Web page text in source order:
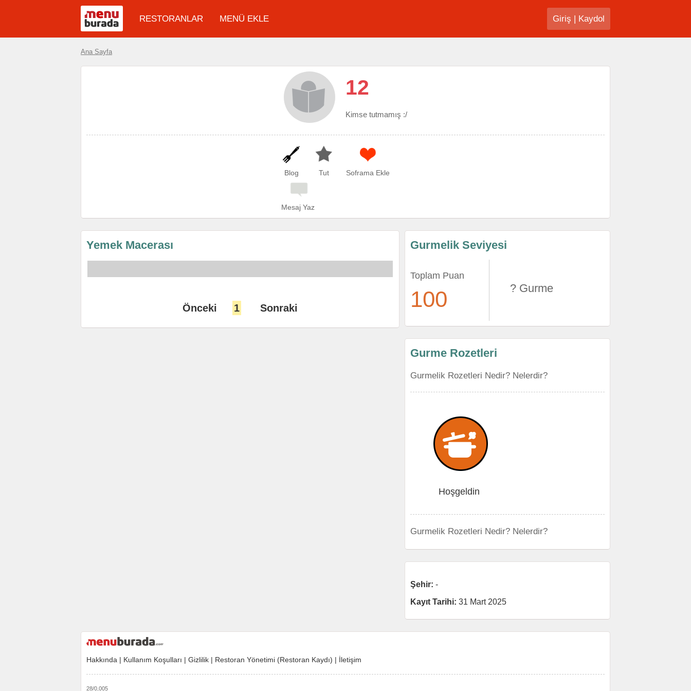
Giriş | Kaydol
RESTORANLAR MENÜ EKLE
Ana Sayfa
12
Kimse tutmamış :/
Blog Tut Soframa Ekle
Mesaj Yaz
Yemek Macerası
Önceki 1 Sonraki
Gurmelik Seviyesi
Toplam Puan
100 ? Gurme
Gurme Rozetleri
Gurmelik Rozetleri Nedir? Nelerdir?
Hoşgeldin
Gurmelik Rozetleri Nedir? Nelerdir?
Şehir: -
Kayıt Tarihi: 31 Mart 2025
Hakkında | Kullanım Koşulları | Gizlilik | Restoran Yönetimi (Restoran Kaydı) | İletişim
28/0,005